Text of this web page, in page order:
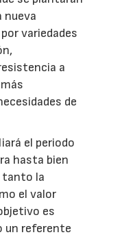
nueva
variedades
a
de
el periodo
hasta bien
tanto la
el valor
es
un referente